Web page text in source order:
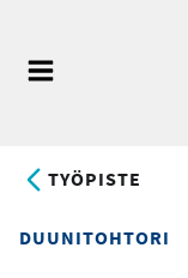
pääsisältöön
TYÖPISTE
DUUNITOHTORI